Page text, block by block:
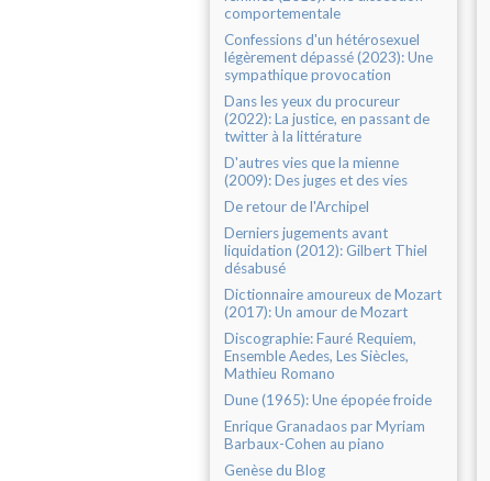
comportementale
Confessions d'un hétérosexuel
légèrement dépassé (2023): Une
sympathique provocation
Dans les yeux du procureur
(2022): La justice, en passant de
twitter à la littérature
D'autres vies que la mienne
(2009): Des juges et des vies
De retour de l'Archipel
Derniers jugements avant
liquidation (2012): Gilbert Thiel
désabusé
Dictionnaire amoureux de Mozart
(2017): Un amour de Mozart
Discographie: Fauré Requiem,
Ensemble Aedes, Les Siècles,
Mathieu Romano
Dune (1965): Une épopée froide
Enrique Granadaos par Myriam
Barbaux-Cohen au piano
Genèse du Blog